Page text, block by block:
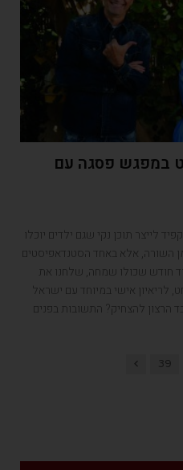
במפגש פסגה עם
לייצר תוכן נקי שגם ילדים יוכלו
השורה, אלא באחד הסטנדאפיסטים
חודש שכולו שמחה, שלחנו את
לריאיון אישי במיוחד עם ישראל
הרצון להצחיק? התשובות בפנים
39
Next